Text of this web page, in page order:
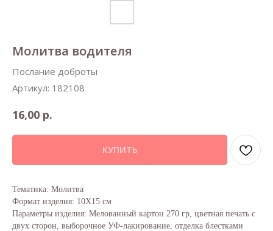
Молитва водителя
Послание доброты
Артикул: 182108
16,00 р.
КУПИТЬ
Тематика: Молитва
Формат изделия: 10Х15 см
Параметры изделия: Мелованный картон 270 гр, цветная печать с
двух сторон, выборочное УФ-лакирование, отделка блестками